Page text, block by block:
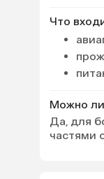
Что
Можно ли
Да, для
частями